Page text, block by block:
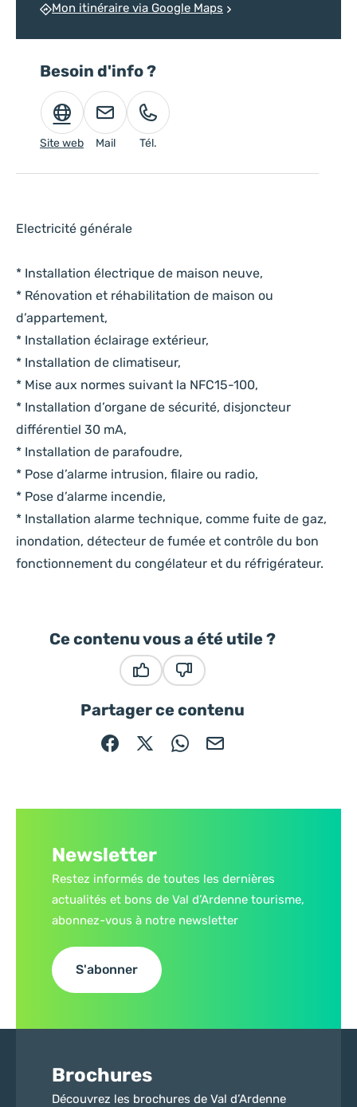
Electricité générale
* Installation électrique de maison neuve,
* Rénovation et réhabilitation de maison ou
d’appartement,
* Installation éclairage extérieur,
* Installation de climatiseur,
* Mise aux normes suivant la NFC15-100,
* Installation d’organe de sécurité, disjoncteur
différentiel 30 mA,
* Installation de parafoudre,
* Pose d’alarme intrusion, filaire ou radio,
* Pose d’alarme incendie,
* Installation alarme technique, comme fuite de gaz,
inondation, détecteur de fumée et contrôle du bon
fonctionnement du congélateur et du réfrigérateur.
Mon itinéraire via Google Maps
Besoin d'info ?
Site web Mail Tél.
Ce contenu vous a été utile ?
Partager ce contenu
Partager sur Facebook (nouvelle fenêtre)
Partager sur X / Twitter (nouvelle
Partager sur WhatsApp
Partager par mail
Newsletter
Restez informés de toutes les dernières
actualités et bons de Val d’Ardenne tourisme,
abonnez-vous à notre newsletter
S'abonner
Brochures
Découvrez les brochures de Val d’Ardenne